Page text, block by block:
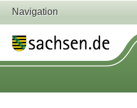
Navigation